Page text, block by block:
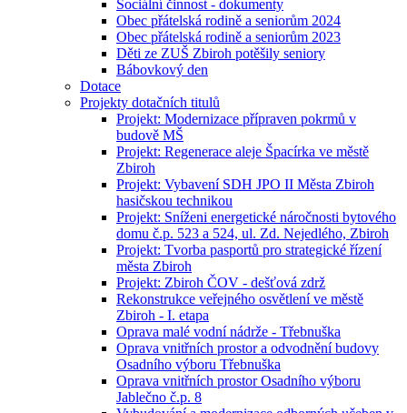
Sociální činnost - dokumenty
Obec přátelská rodině a seniorům 2024
Obec přátelská rodině a seniorům 2023
Děti ze ZUŠ Zbiroh potěšily seniory
Bábovkový den
Dotace
Projekty dotačních titulů
Projekt: Modernizace přípraven pokrmů v
budově MŠ
Projekt: Regenerace aleje Špacírka ve městě
Zbiroh
Projekt: Vybavení SDH JPO II Města Zbiroh
hasičskou technikou
Projekt: Sníženi energetické náročnosti bytového
domu č.p. 523 a 524, ul. Zd. Nejedlého, Zbiroh
Projekt: Tvorba pasportů pro strategické řízení
města Zbiroh
Projekt: Zbiroh ČOV - dešťová zdrž
Rekonstrukce veřejného osvětlení ve městě
Zbiroh - I. etapa
Oprava malé vodní nádrže - Třebnuška
Oprava vnitřních prostor a odvodnění budovy
Osadního výboru Třebnuška
Oprava vnitřních prostor Osadního výboru
Jablečno č.p. 8